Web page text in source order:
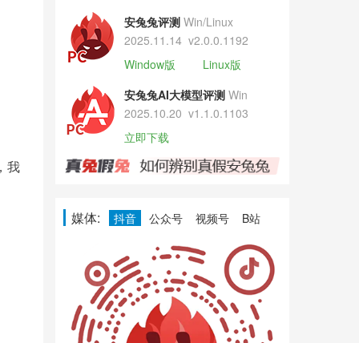
我
安兔兔评测 Win/Linux
2025.11.14 v2.0.0.1192
Window版
Linux版
安兔兔AI大模型评测 Win
2025.10.20 v1.1.0.1103
立即下载
媒体: 抖音 公众号 视频号 B站